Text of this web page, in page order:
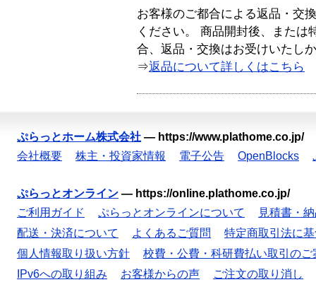
お客様のご都合による返品・交
ください。 商品開封後、または
合、返品・交換はお受けいたし
⇒返品について詳しくはこちら
ぷらっとホーム株式会社 — https://www.plathome.co.jp/
会社概要
株主・投資家情報 電子公告 OpenBlocks
ぷらっとオンライン — https://online.plathome.co.jp/
ご利用ガイド
ぷらっとオンラインについて
見積書・
配送・決済について
よくあるご質問
特定商取引法に
個人情報取り扱い方針
校費・公費・科研費払い取引のご
IPv6への取り組み
お客様からの声 ご注文の取り消し